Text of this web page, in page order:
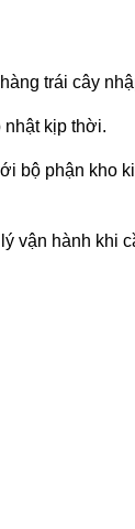
trái cây
nhật kịp thời.
vận hành khi